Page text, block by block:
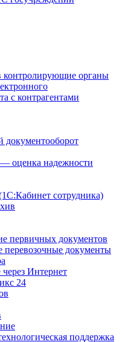
контролирующие органы
с контрагентами
оценка надежности
сотрудника)
первичных документов
документы
Интернет
24
поддержка